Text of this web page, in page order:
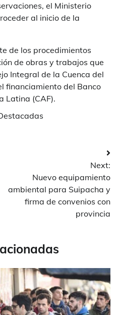
el Ministerio
al inicio de la
de los procedimientos
de obras y trabajos que
Integral de la Cuenca del
financiamiento del Banco
Latina (CAF).
Next:
Nuevo equipamiento
ambiental para Suipacha y
firma de convenios con
provincia